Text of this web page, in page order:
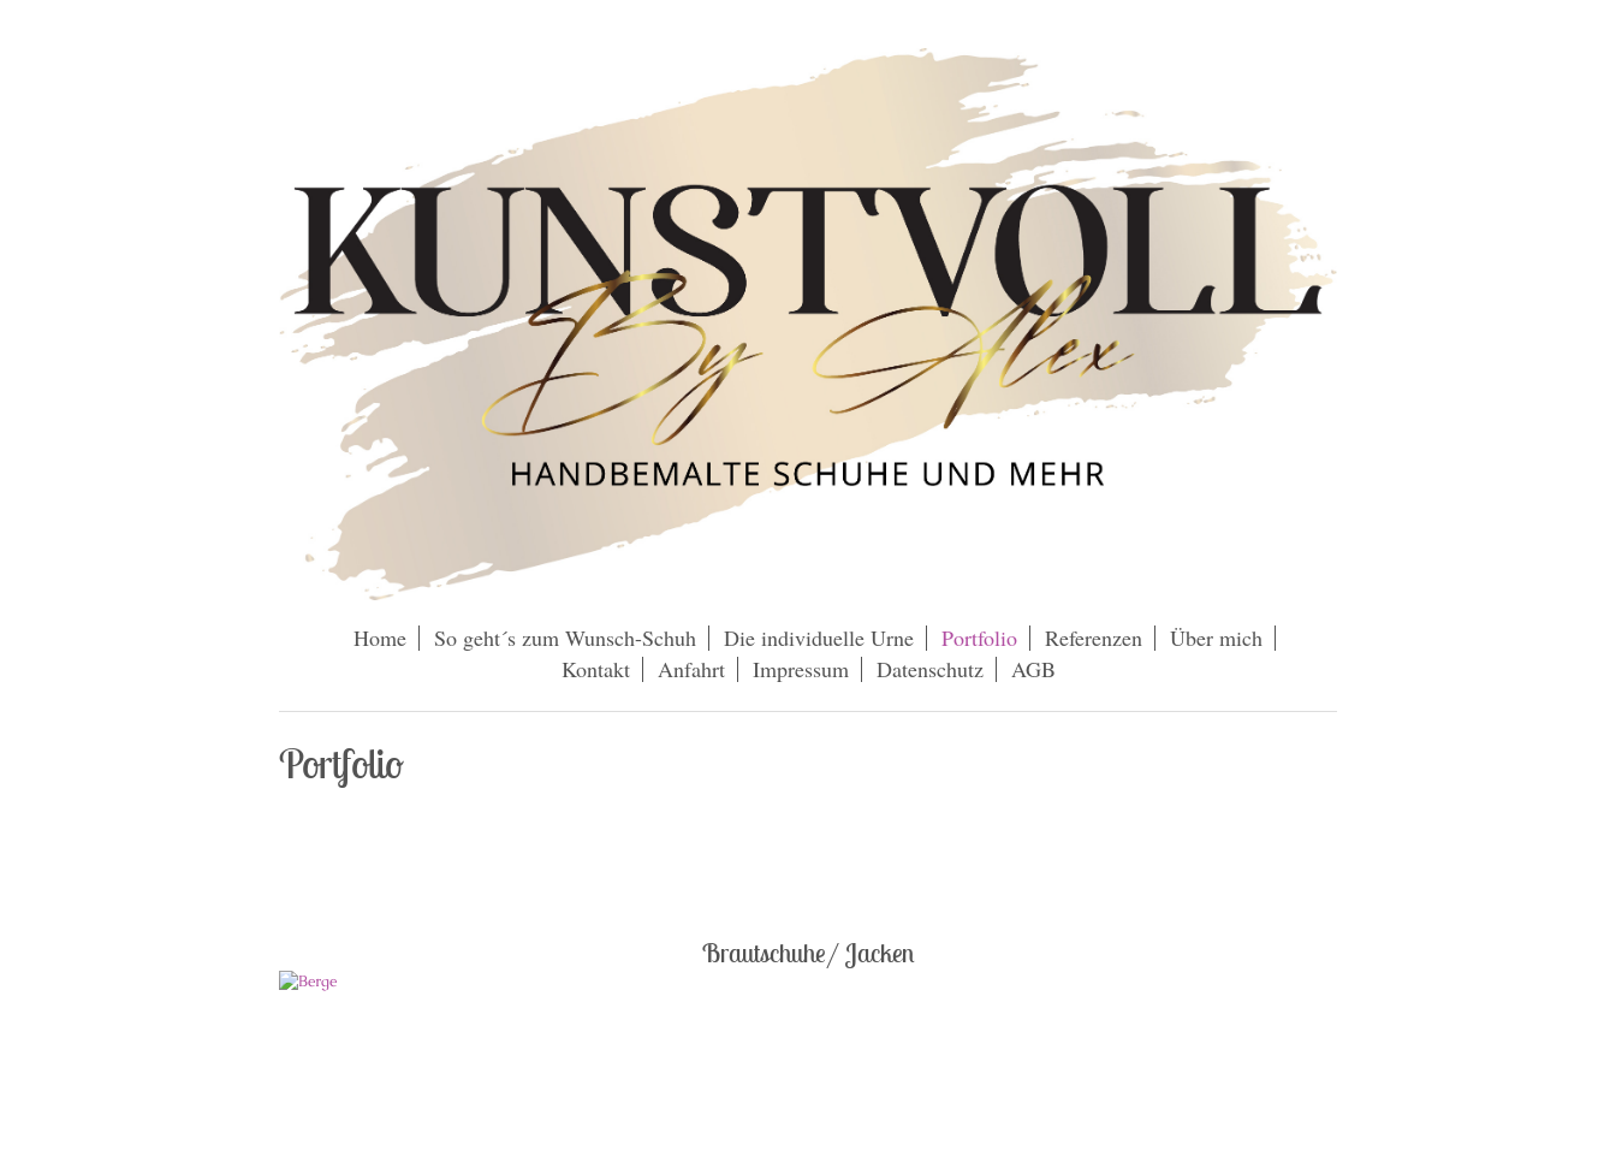
Home So geht´s zum Wunsch-Schuh Die individuelle Urne Portfolio Referenzen
Über mich
Kontakt
Anfahrt Impressum Datenschutz AGB
Portfolio
Brautschuhe/ Jacken